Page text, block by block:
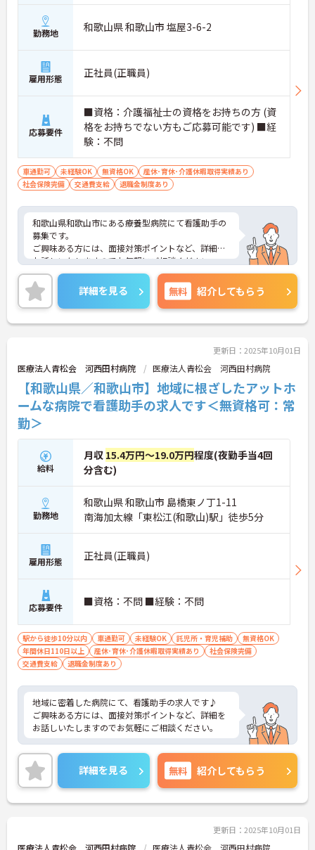
勤務地 和歌山県 和歌山市 塩屋3-6-2
雇用形態 正社員(正職員)
応募要件
■資格：介護福祉士の資格をお持ちの方 (資
格をお持ちでない方もご応募可能です) ■経
験：不問
車通勤可 未経験OK 無資格OK
産休･育休･介護休暇取得実績あり
社会保険完備
交通費支給 退職金制度あり
和歌山県和歌山市にある療養型病院にて看護助手の
募集です。
ご興味ある方には、面接対策ポイントなど、詳細を
お話しいたしますのでお気軽にご相談ください。
詳細を見る 無料 紹介してもらう
更新日：2025年10月01日
医療法人青松会 河西田村病院 医療法人青松会 河西田村病院
【和歌山県／和歌山市】地域に根ざしたアットホ
ームな病院で看護助手の求人です＜無資格可：常
勤＞
給料
月収 15.4万円～19.0万円程度(夜勤手当4回
分含む)
勤務地
和歌山県 和歌山市 島橋東ノ丁1-11
南海加太線「東松江(和歌山)駅」徒歩5分
雇用形態 正社員(正職員)
応募要件 ■資格：不問 ■経験：不問
駅から徒歩10分以内 車通勤可 未経験OK 託児所・育児補助
無資格OK
年間休日110日以上
産休･育休･介護休暇取得実績あり
社会保険完備
交通費支給
退職金制度あり
地域に密着した病院にて、看護助手の求人です♪
ご興味ある方には、面接対策ポイントなど、詳細を
お話しいたしますのでお気軽にご相談ください。
詳細を見る 無料 紹介してもらう
更新日：2025年10月01日
医療法人青松会 河西田村病院 医療法人青松会 河西田村病院